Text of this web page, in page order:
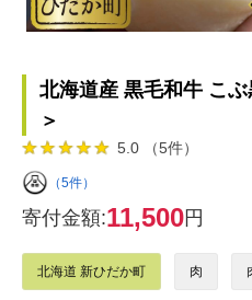
北海道産 黒毛和牛 こ
＞
5.0 （5件）
（5件）
寄付金額:11,500円
北海道 新ひだか町 肉